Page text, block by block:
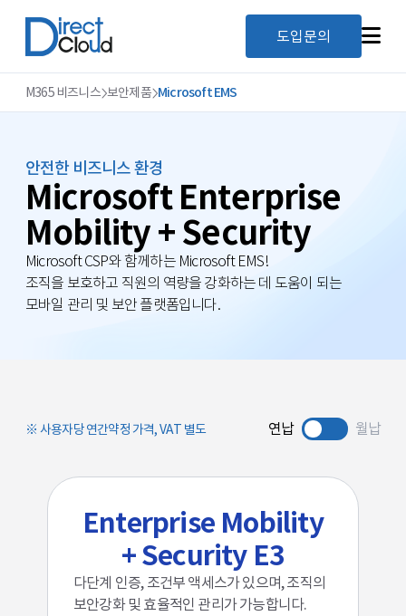
도입문의
M365 비즈니스 보안제품 Microsoft EMS
안전한 비즈니스 환경
Microsoft Enterprise
Mobility + Security
Microsoft CSP와 함께하는 Microsoft EMS!
조직을 보호하고 직원의 역량을 강화하는 데 도움이 되는
모바일 관리 및 보안 플랫폼입니다.
사용자당 연간약정 가격,VAT 별도 연납 월납
Enterprise Mobility
+ Security E3
다단계 인증, 조건부 액세스가 있으며, 조직의
보안강화 및 효율적인 관리가 가능합니다.